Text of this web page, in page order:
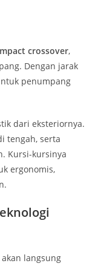
crossover,
Dengan jarak
penumpang
dari eksteriornya.
tengah, serta
Kursi-kursinya
ergonomis,
akan langsung